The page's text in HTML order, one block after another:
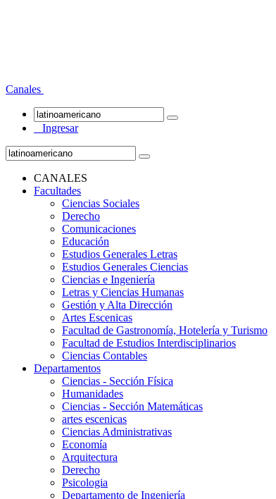
Canales
Ingresar
CANALES
Facultades
Ciencias Sociales
Derecho
Comunicaciones
Educación
Estudios Generales Letras
Estudios Generales Ciencias
Ciencias e Ingeniería
Letras y Ciencias Humanas
Gestión y Alta Dirección
Artes Escenicas
Facultad de Gastronomía, Hotelería y Turismo
Facultad de Estudios Interdisciplinarios
Ciencias Contables
Departamentos
Ciencias - Sección Física
Humanidades
Ciencias - Sección Matemáticas
artes escenicas
Ciencias Administrativas
Economía
Arquitectura
Derecho
Psicologia
Departamento de Ingeniería